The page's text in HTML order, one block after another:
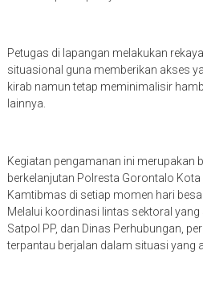
Petugas di lapangan melakukan
situasional guna memberikan akses
kirab namun tetap meminimalisir
lainnya.
Kegiatan pengamanan ini merupakan
berkelanjutan Polresta Gorontalo
Kamtibmas di setiap momen hari
Melalui koordinasi lintas sektoral yang
Satpol PP, dan Dinas Perhubungan,
terpantau berjalan dalam situasi yang